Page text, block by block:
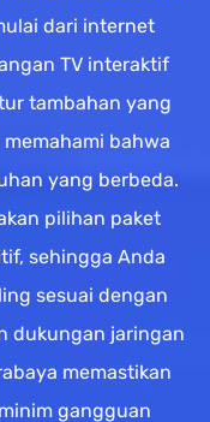
dari internet
TV interaktif
tambahan yang
bahwa
yang berbeda.
pilihan paket
sehingga Anda
sesuai dengan
dukungan jaringan
memastikan
gangguan